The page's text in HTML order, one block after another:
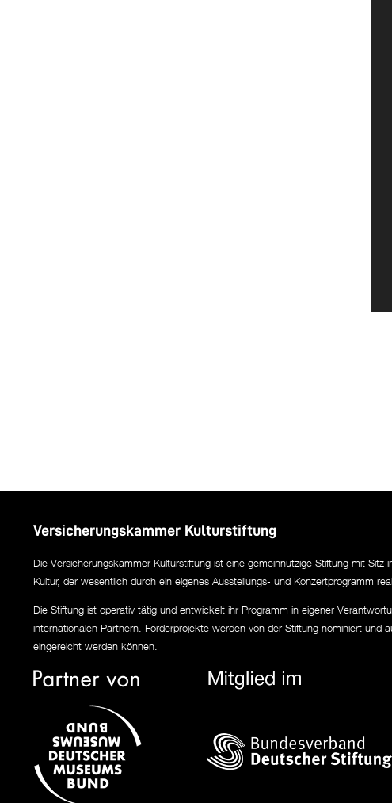
Versicherungskammer Kulturstiftung
Die Versicherungskammer Kulturstiftung ist eine gemeinnützige Stiftung mit
Kultur, der wesentlich durch ein eigenes Ausstellungs- und Konzertprogramm
Die Stiftung ist operativ tätig und entwickelt ihr Programm in eigener
internationalen Partnern. Förderprojekte werden von der Stiftung nominiert und
eingereicht werden können.